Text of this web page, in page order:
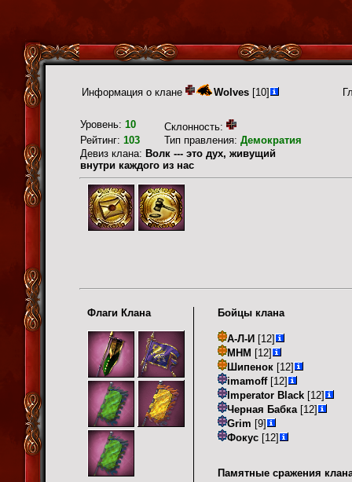
Информация о клане Wolves [10]
Уровень: 10
Склонность:
Рейтинг: 103 Тип правления: Демократия
Девиз клана: Волк --- это дух, живущий
внутри каждого из нас
Флаги Клана Бойцы клана
А-Л-И [12]
MHM [12]
Шипенок [12]
imamoff[12]
Imperator Black [12]
Черная Бабка [12]
Grim [9]
Фокус [12]
Памятные сражения